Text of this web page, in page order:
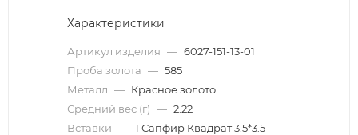
Характеристики
Артикул изделия — 6027-151-13-01
Проба золота — 585
Металл — Красное золото
Средний вес (г) — 2.22
Вставки — 1 Сапфир Квадрат 3.5*3.5